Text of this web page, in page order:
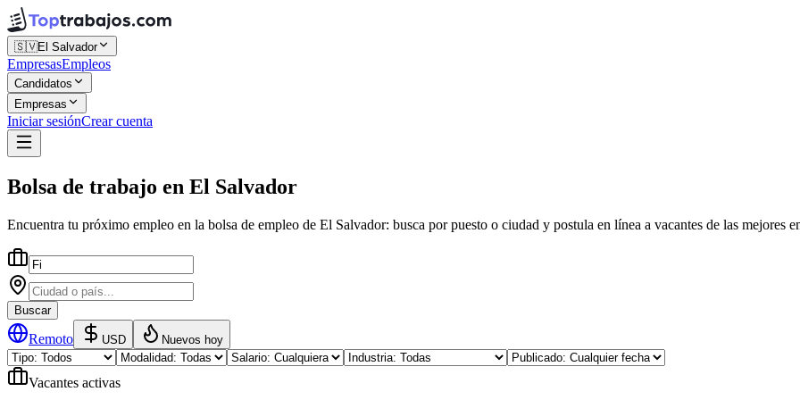
🇸🇻El Salvador
EmpresasEmpleos
Candidatos
Empresas
Iniciar sesiónCrear cuenta
Bolsa de trabajo en El Salvador
Encuentra tu próximo empleo en la bolsa de empleo de El Salvador: busca por puesto o ciudad y postula en línea a vacantes de las mejores
Buscar
Remoto USD Nuevos hoy
Vacantes activas